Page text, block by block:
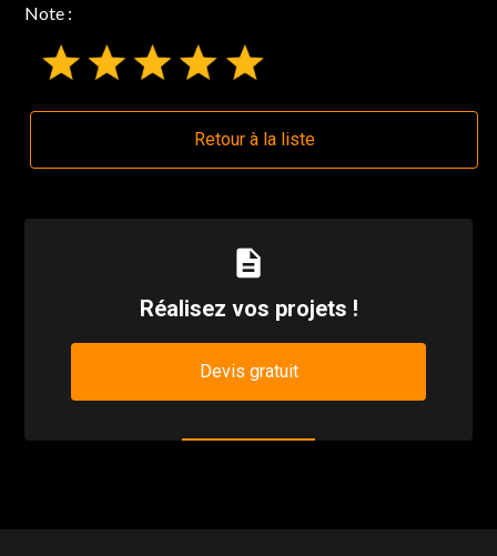
Note :
Retour à la liste
description
Réalisez vos projets !
Devis gratuit